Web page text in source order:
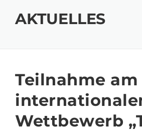
AKTUELLES
Teilnahme am
Wettbewerb